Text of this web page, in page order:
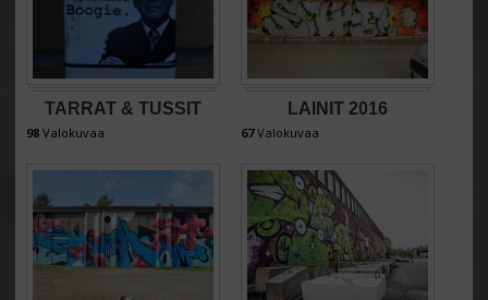
TARRAT & TUSSIT
98 Valokuvaa
LAINIT 2016
67Valokuvaa